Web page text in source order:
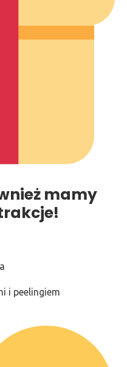
mamy
i peelingiem